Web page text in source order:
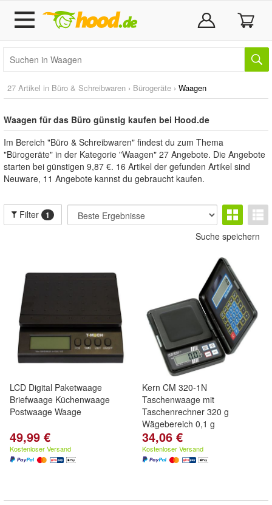
27 Artikel in Büro & Schreibwaren › Bürogeräte › Waagen
Waagen für das Büro günstig kaufen bei Hood.de
Im Bereich "Büro & Schreibwaren" findest du zum Thema
"Bürogeräte" in der Kategorie "Waagen" 27 Angebote. Die Angebote
starten bei günstigen 9,87 €. 16 Artikel der gefunden Artikel sind
Neuware, 11 Angebote kannst du gebraucht kaufen.
Filter 1
Suche speichern
LCD Digital Paketwaage
Briefwaage Küchenwaage
Postwaage Waage
49,99 €
Kostenloser Versand
Kern CM 320-1N
Taschenwaage mit
Taschenrechner 320 g
Wägebereich 0,1 g
34,06 €
Kostenloser Versand